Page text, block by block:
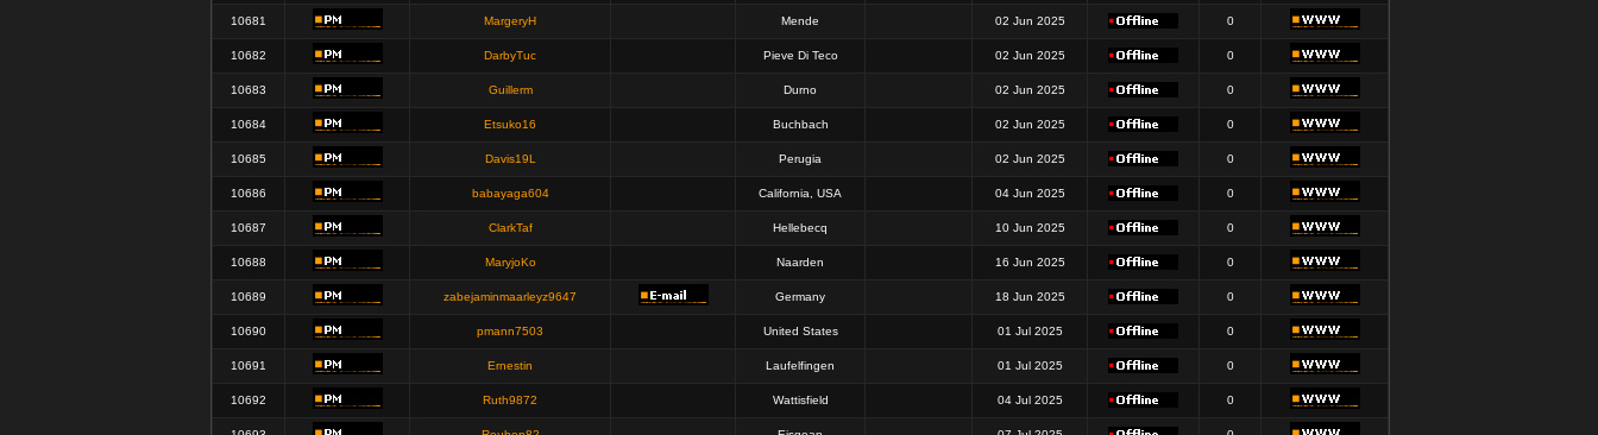
10681 MargeryH Mende 02 Jun 2025 0
10682 DarbyTuc Pieve Di Teco 02 Jun 2025 0
10683 Guillerm Durno 02 Jun 2025 0
10684 Etsuko16 Buchbach 02 Jun 2025 0
10685 Davis19L Perugia 02 Jun 2025 0
10686 babayaga604 California, USA 04 Jun 2025 0
10687 ClarkTaf Hellebecq 10 Jun 2025 0
10688 MaryjoKo Naarden 16 Jun 2025 0
10689 zabejaminmaarleyz9647 Germany 18 Jun 2025 0
10690 pmann7503 United States 01 Jul 2025 0
10691 Ernestin Laufelfingen 01 Jul 2025 0
10692 Ruth9872 Wattisfield 04 Jul 2025 0